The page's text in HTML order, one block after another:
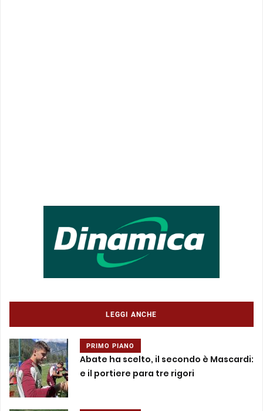
LEGGI ANCHE
PRIMO PIANO
Abate ha scelto, il secondo è Mascardi:
e il portiere para tre rigori